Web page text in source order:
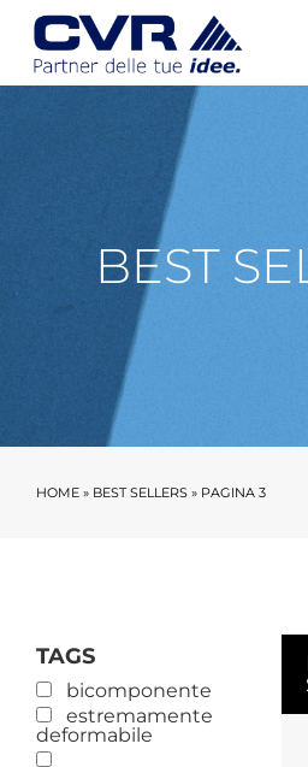
BEST
HOME » BEST SELLERS » PAGINA 3
TAGS
bicomponente
estremamente
deformabile